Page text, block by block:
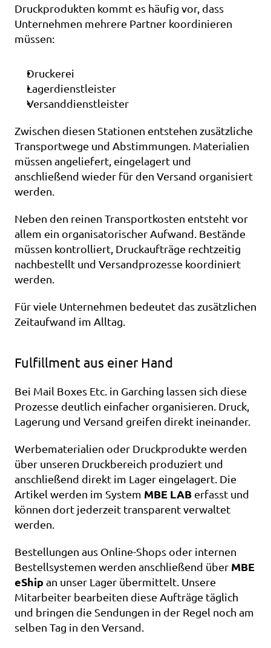
Druckprodukten kommt es häufig vor, dass
Unternehmen mehrere Partner koordinieren
müssen:
Druckerei
Lagerdienstleister
Versanddienstleister
Zwischen diesen Stationen entstehen zusätzliche
Transportwege und Abstimmungen. Materialien
müssen angeliefert, eingelagert und
anschließend wieder für den Versand organisiert
werden.
Neben den reinen Transportkosten entsteht vor
allem ein organisatorischer Aufwand. Bestände
müssen kontrolliert, Druckaufträge rechtzeitig
nachbestellt und Versandprozesse koordiniert
werden.
Für viele Unternehmen bedeutet das zusätzlichen
Zeitaufwand im Alltag.
Fulfillment aus einer Hand
Bei Mail Boxes Etc. in Garching lassen sich diese
Prozesse deutlich einfacher organisieren. Druck,
Lagerung und Versand greifen direkt ineinander.
Werbematerialien oder Druckprodukte werden
über unseren Druckbereich produziert und
anschließend direkt im Lager eingelagert. Die
Artikel werden im System MBE LAB erfasst und
können dort jederzeit transparent verwaltet
werden.
Bestellungen aus Online-Shops oder internen
Bestellsystemen werden anschließend über MBE
eShip an unser Lager übermittelt. Unsere
Mitarbeiter bearbeiten diese Aufträge täglich
und bringen die Sendungen in der Regel noch am
selben Tag in den Versand.